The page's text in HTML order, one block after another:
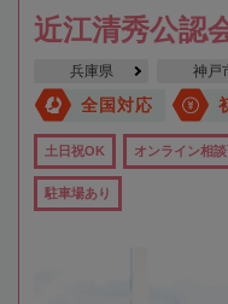
近江清秀公認
兵庫県 神戸
全国対応
土日祝OK オンライン相
駐車場あり